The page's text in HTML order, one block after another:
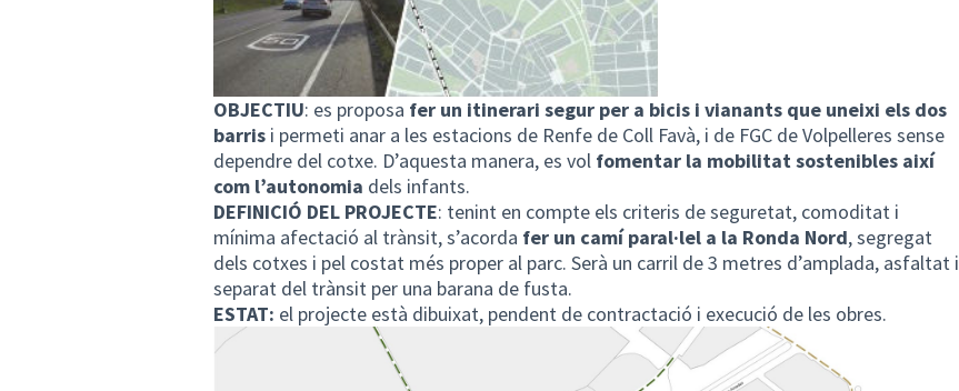
OBJECTIU: es proposa fer un itinerari segur per a bicis i vianants que uneixi els dos
barris i permeti anar a les estacions de Renfe de Coll Favà, i de FGC de Volpelleres sense
dependre del cotxe. D’aquesta manera, es vol fomentar la mobilitat sostenibles així
com l’autonomia dels infants.
DEFINICIÓ DEL PROJECTE: tenint en compte els criteris de seguretat, comoditat i
mínima afectació al trànsit, s’acorda fer un camí paral·lel a la Ronda Nord, segregat
dels cotxes i pel costat més proper al parc. Serà un carril de 3 metres d’amplada, asfaltat i
separat del trànsit per una barana de fusta.
ESTAT: el projecte està dibuixat, pendent de contractació i execució de les obres.